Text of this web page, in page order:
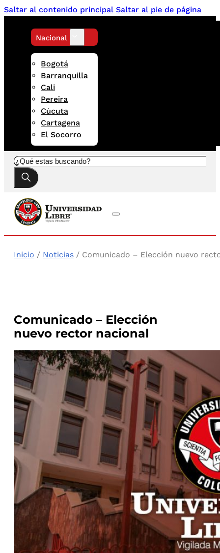
Saltar al contenido principal Saltar al pie de página
Nacional
Bogotá
Barranquilla
Cali
Pereira
Cúcuta
Cartagena
El Socorro
Buscar
Inicio / Noticias / Comunicado – Elección nuevo
Comunicado – Elección
nuevo rector nacional